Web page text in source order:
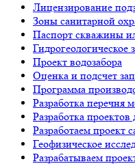
Лицензирование
Зоны санитарной
Паспорт скважины
Гидрогеологическое
Проект водозабора
Оценка и подсчет
Программа
Разработка
Разработка
Разработаем проект
Геофизическое
Разрабатываем